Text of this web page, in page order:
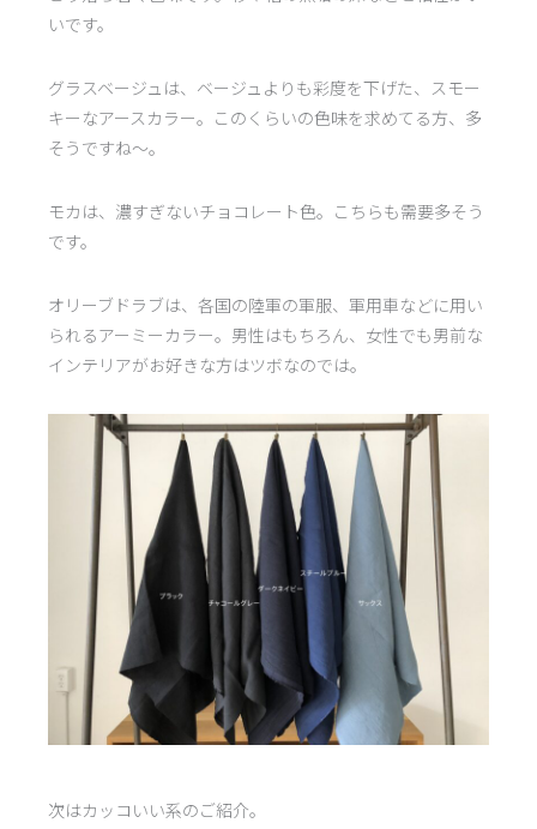
いです。
グラスベージュは、ベージュよりも彩度を下げた、スモー
キーなアースカラー。このくらいの色味を求めてる方、多
そうですね〜。
モカは、濃すぎないチョコレート色。こちらも需要多そう
です。
オリーブドラブは、各国の陸軍の軍服、軍用車などに用い
られるアーミーカラー。男性はもちろん、女性でも男前な
インテリアがお好きな方はツボなのでは。
次はカッコいい系のご紹介。